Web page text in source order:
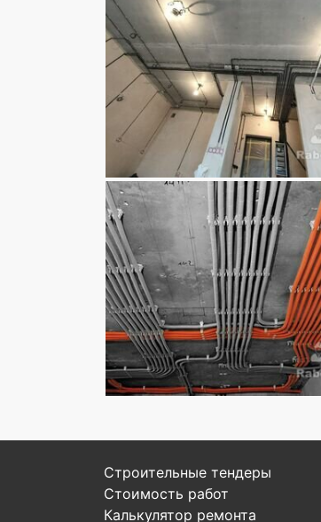
Строительные тендеры
Стоимость работ
Калькулятор ремонта